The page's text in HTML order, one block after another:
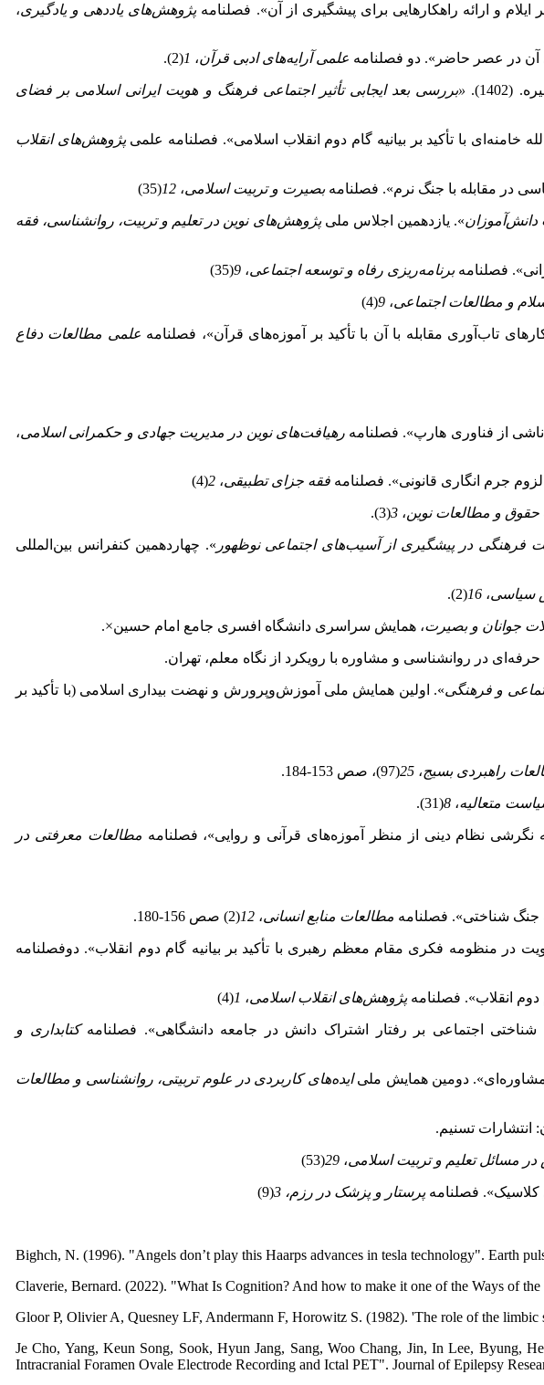
پژوهش‌های یاددهی و یادگیری،
علمی آرایه‌های ادبی قرآن، 1
(2).
«بررسی بعد ایجابی تأثیر اجتماعی فرهنگ و هویت ایرانی اسلامی بر فضای
علمی پژوهش‌های انقلاب
بصیرت و تربیت اسلامی، 12
(35)
دانش‌آموزان». یازدهمین اجلاس ملیپژ وهش‌های نوین در تعلیم و تربیت، روانشناسی، فقه
برنامه‌ریزی رفاه و توسعه اجتماعی، 9
(35)
و مطالعات اجتماعی، 9
(4)
علمی مطالعات دفاع
رهیافت‌های نوین در مدیریت جهادی و حکمرانی اسلامی،
فقه جزای تطبیقی، 2
(4)
حقوق و مطالعات نوین، 3
(3).
فرهنگی در پیشگیری از آسیب‌های اجتماعی نوظهور ». چهاردهمین کنفرانس بین‌المللی
سیاسی، 16
(2).
جوانان و بصیرت، همایش سراسری دانشگاه افسری جامع امام حسین×.
در روانشناسی و مشاوره با رویکرد از نگاه معلم، تهران.
و فرهنگی». اولین همایش ملی آموزش‌وپرورش و نهضت بیداری اسلامی (با تأکید بر
راهبردی بسیج، 25(97)، صص 153-184.
متعالیه، 8
(31).
مطالعات معرفتی در
مطالعات منابع انسانی، 12(2) صص 156-180.
پژوهش‌های انقلاب اسلامی، 1
(4)
کتابداری و
ایده‌های کاربردی در علوم تربیتی، روانشناسی و مطالعات
انتشارات تسنیم.
مسائل تعلیم و تربیت اسلامی، 29
(53)
پرستار و پزشک در رزم، 3
(9)
Bighch, N. (1996). "Angels don’t play this Haarps advances in tesla technology". Earth
Claverie, Bernard. (2022). "What Is Cognition? And how to make it one of the Ways of
Gloor P, Olivier A, Quesney LF, Andermann F, Horowitz S. (1982). 'The role of the
Je Cho, Yang, Keun Song, Sook, Hyun Jang, Sang, Woo Chang, Jin, In Lee, Byung,
Intracranial Foramen Ovale Electrode Recording and Ictal PET". Journal of Epilepsy